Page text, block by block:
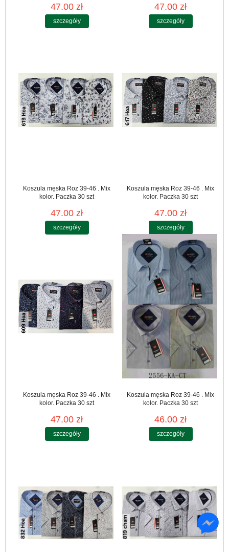
47.00 zł
szczegóły
47.00 zł
szczegóły
Koszula męska Roz 39-46 . Mix
kolor. Paczka 30 szt
47.00 zł
szczegóły
Koszula męska Roz 39-46 . Mix
kolor. Paczka 30 szt
47.00 zł
szczegóły
Koszula męska Roz 39-46 . Mix
kolor. Paczka 30 szt
47.00 zł
szczegóły
Koszula męska Roz 39-46 . Mix
kolor. Paczka 30 szt
46.00 zł
szczegóły